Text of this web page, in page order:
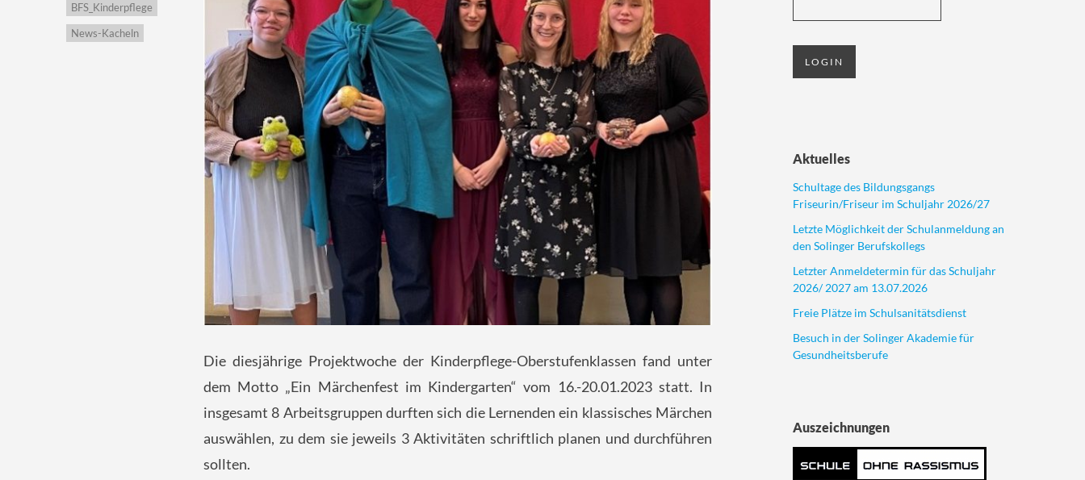
BFS_Kinderpflege
News-Kacheln
Die diesjährige Projektwoche der Kinderpflege-Oberstufenklassen fand unter
dem Motto „Ein Märchenfest im Kindergarten“ vom 16.-20.01.2023 statt. In
insgesamt 8 Arbeitsgruppen durften sich die Lernenden ein klassisches Märchen
auswählen, zu dem sie jeweils 3 Aktivitäten schriftlich planen und durchführen
sollten.
Aktuelles
Schultage des Bildungsgangs
Friseurin/Friseur im Schuljahr 2026/27
Letzte Möglichkeit der Schulanmeldung an
den Solinger Berufskollegs
Letzter Anmeldetermin für das Schuljahr
2026/ 2027 am 13.07.2026
Freie Plätze im Schulsanitätsdienst
Besuch in der Solinger Akademie für
Gesundheitsberufe
Auszeichnungen